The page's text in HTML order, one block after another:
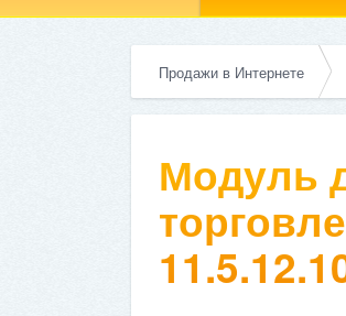
Продажи в Интернете
Модуль